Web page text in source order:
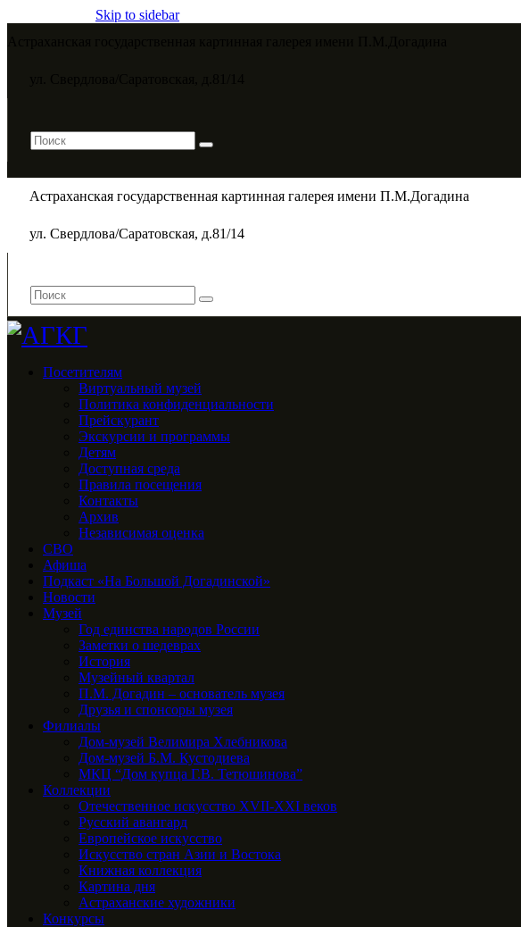
Skip to sidebar
Астраханская государственная картинная галерея имени П.М.Догадина​
ул. Свердлова/Саратовская, д.81/14
Посетителям
Виртуальный музей
Политика конфиденциальности
Прейскурант
Экскурсии и программы
Детям
Доступная среда
Правила посещения
Контакты
Архив
Независимая оценка
СВО
Афиша
Подкаст «На Большой Догадинской»
Новости
Музей
Год единства народов России
Заметки о шедеврах
История
Музейный квартал
П.М. Догадин – основатель музея
Друзья и спонсоры музея
Филиалы
Дом-музей Велимира Хлебникова
Дом-музей Б.М. Кустодиева
МКЦ “Дом купца Г.В. Тетюшинова”
Коллекции
Отечественное искусство XVII-XXI веков
Русский авангард
Европейское искусство
Искусство стран Азии и Востока
Книжная коллекция
Картина дня
Астраханские художники
Конкурсы